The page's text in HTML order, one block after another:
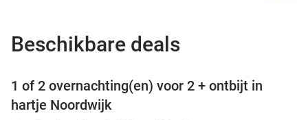
Beschikbare deals
1 of 2 overnachting(en) voor 2 + ontbijt in
hartje Noordwijk